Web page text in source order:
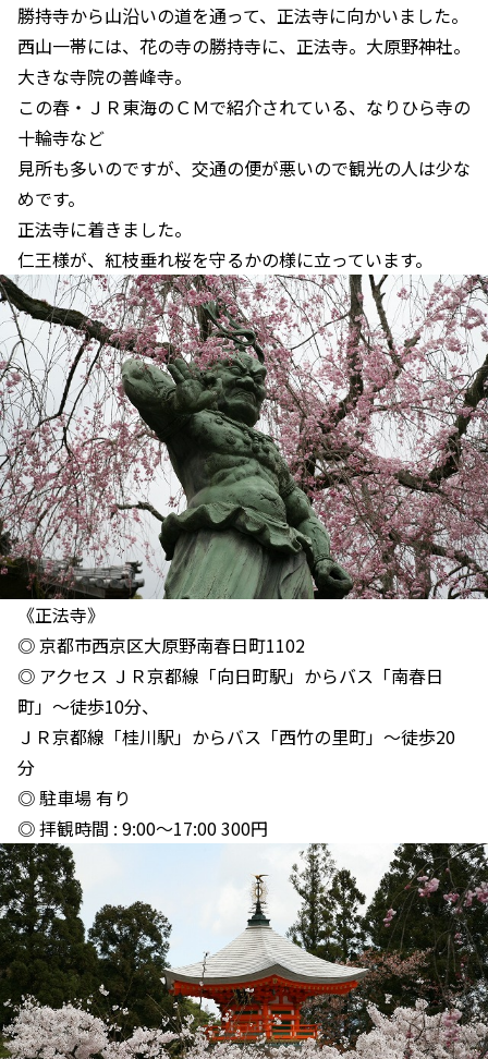
勝持寺から山沿いの道を通って、正法寺に向かいました。
西山一帯には、花の寺の勝持寺に、正法寺。大原野神社。
大きな寺院の善峰寺。
この春・ＪＲ東海のＣＭで紹介されている、なりひら寺の
十輪寺など
見所も多いのですが、交通の便が悪いので観光の人は少な
めです。
正法寺に着きました。
仁王様が、紅枝垂れ桜を守るかの様に立っています。
《正法寺》
◎ 京都市西京区大原野南春日町1102
◎ アクセス ＪＲ京都線「向日町駅」からバス「南春日
町」～徒歩10分、
ＪＲ京都線「桂川駅」からバス「西竹の里町」～徒歩20
分
◎ 駐車場 有り
◎ 拝観時間 : 9:00～17:00 300円